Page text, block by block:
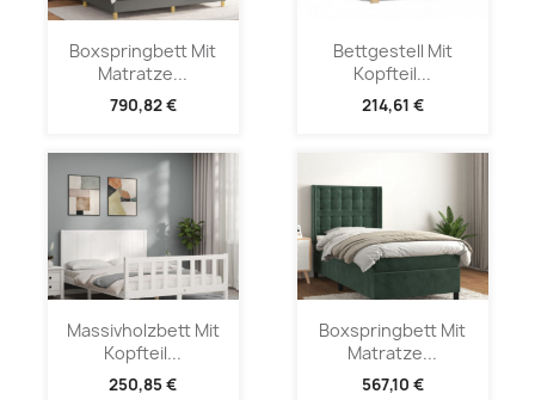
Boxspringbett Mit
Matratze...
790,82 €
Bettgestell Mit
Kopfteil...
214,61 €
Massivholzbett Mit
Kopfteil...
250,85 €
Boxspringbett Mit
Matratze...
567,10 €